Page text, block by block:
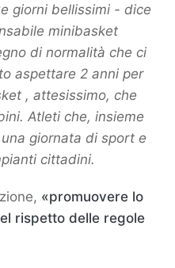
giorni bellissimi - dice
minibasket
di normalità che ci
aspettare 2 anni per
, attesissimo, che
Atleti che, insieme
giornata di sport e
cittadini.
«promuovere lo
rispetto delle regole